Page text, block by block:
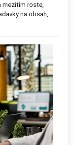
mezitím roste,
na obsah,